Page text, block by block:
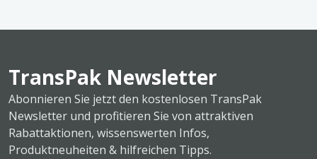
TransPak Newsletter
Abonnieren Sie jetzt den kostenlosen TransPak
Newsletter und profitieren Sie von attraktiven
Rabattaktionen, wissenswerten Infos,
Produktneuheiten & hilfreichen Tipps.